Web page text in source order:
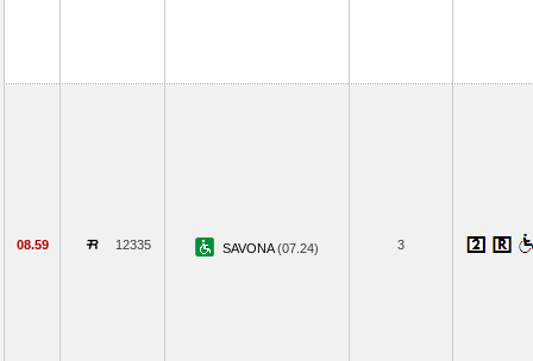
08.59 12335 SAVONA(07.24) 3